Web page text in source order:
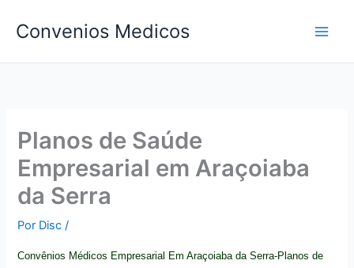
para
conteúdo
Convenios Medicos
Planos de Saúde
Empresarial em Araçoiaba
da Serra
Por Disc/
Convênios Médicos Empresarial Em Araçoiaba da Serra-Planos de